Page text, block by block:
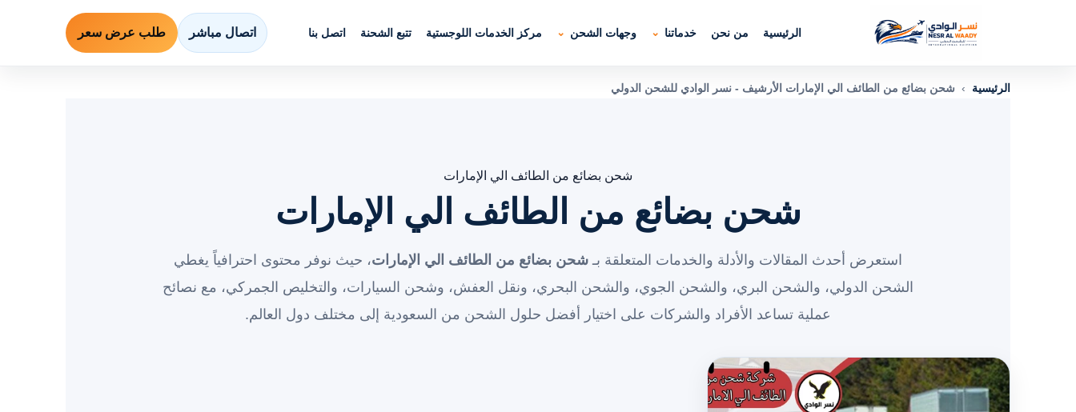
الرئيسية من نحن خدماتنا وجهات الشحن مركز الخدمات اللوجستية تتبع الشحنة اتصل بنا اتصال مباشر طلب عرض سعر
الرئيسية › شحن بضائع من الطائف الي الإمارات الأرشيف - نسر الوادي للشحن الدولي
شحن بضائع من الطائف الي الإمارات
شحن بضائع من الطائف الي الإمارات
استعرض أحدث المقالات والأدلة والخدمات المتعلقة بـ شحن بضائع من الطائف الي الإمارات، حيث نوفر محتوى احترافياً يغطي
الشحن الدولي، والشحن البري، والشحن الجوي، والشحن البحري، ونقل العفش، وشحن السيارات، والتخليص الجمركي، مع نصائح
عملية تساعد الأفراد والشركات على اختيار أفضل حلول الشحن من السعودية إلى مختلف دول العالم.